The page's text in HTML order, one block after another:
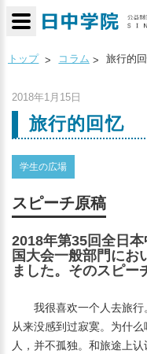
トップ コラム 旅行的
2018年1月15日
旅行的回忆
学生の広場
スピーチ原稿
2018年第35回全日
国大会一般部門にお
ました。そのスピー
我很喜欢一个人去旅行
从来没感到过寂寞。为什
人，并不孤独。和旅途上